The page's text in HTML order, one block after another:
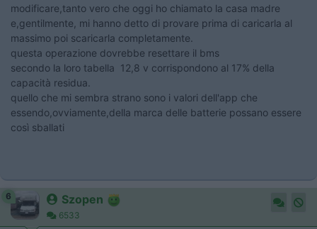
modificare,tanto vero che oggi ho chiamato la casa madre
e,gentilmente, mi hanno detto di provare prima di caricarla al
massimo poi scaricarla completamente.
questa operazione dovrebbe resettare il bms
secondo la loro tabella 12,8 v corrispondono al 17% della
capacità residua.
quello che mi sembra strano sono i valori dell'app che
essendo,ovviamente,della marca delle batterie possano essere
così sballati
6 Szopen
6533